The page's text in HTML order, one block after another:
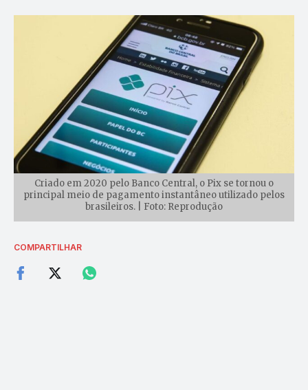
Criado em 2020 pelo Banco Central, o Pix se tornou o
principal meio de pagamento instantâneo utilizado pelos
brasileiros. | Foto: Reprodução
COMPARTILHAR